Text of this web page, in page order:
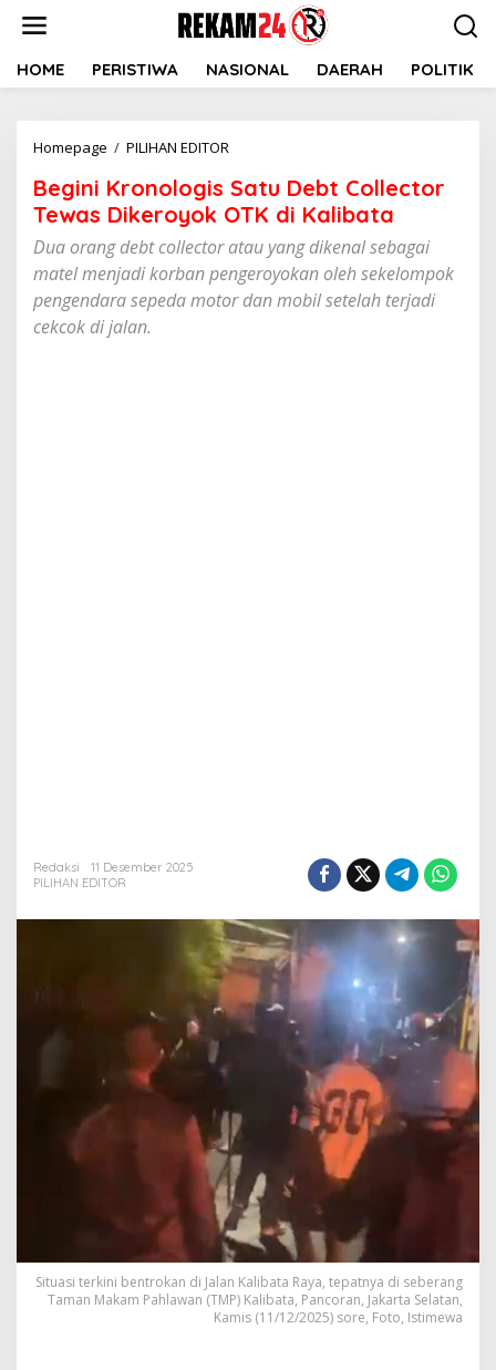
HOME PERISTIWA NASIONAL DAERAH POLITIK
Homepage / PILIHAN EDITOR
Satu
Debt
Tewas
Dikeroyok
OTK
Begini Kronologis Satu Debt Collector
Tewas Dikeroyok OTK di Kalibata
Dua orang debt collector atau yang dikenal sebagai
matel menjadi korban pengeroyokan oleh sekelompok
pengendara sepeda motor dan mobil setelah terjadi
cekcok di jalan.
Redaksi
11 Desember 2025
PILIHAN EDITOR
Situasi terkini bentrokan di Jalan Kalibata Raya, tepatnya di seberang
Taman Makam Pahlawan (TMP) Kalibata, Pancoran, Jakarta Selatan,
Kamis (11/12/2025) sore, Foto, Istimewa